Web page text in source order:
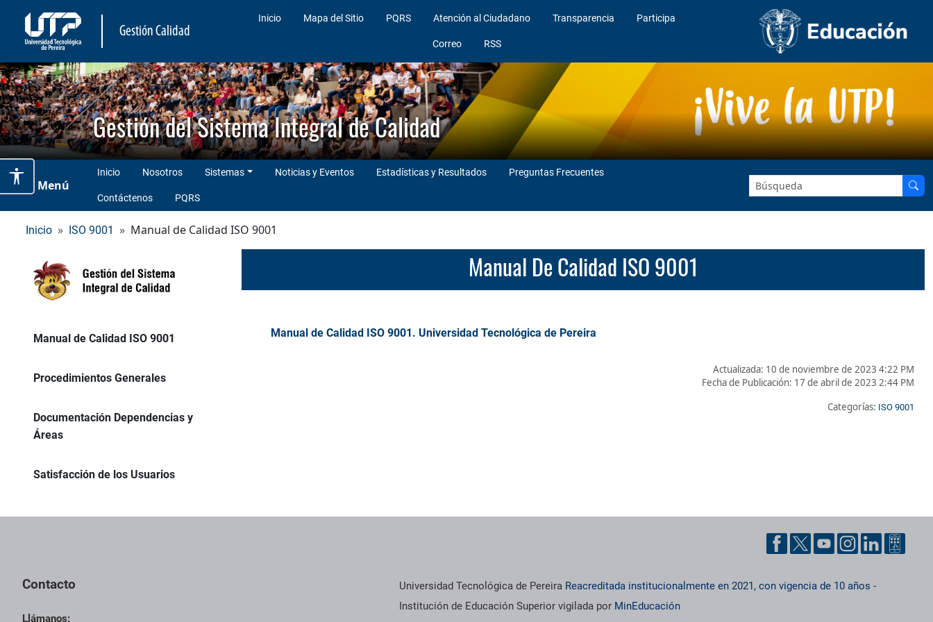
Gestión Calidad
Inicio Mapa del Sitio PQRS Atención al Ciudadano Transparencia Participa
Correo RSS
Gestión del Sistema Integral de Calidad
Menú
Inicio Nosotros Sistemas Noticias y Eventos Estadísticas y Resultados Preguntas Frecuentes
Contáctenos PQRS
Buscar en el sitio:
Inicio ISO 9001 Manual de Calidad ISO 9001
Manual de Calidad ISO 9001
Procedimientos Generales
Documentación Dependencias y
Áreas
Satisfacción de los Usuarios
Manual De Calidad ISO 9001
Manual de Calidad ISO 9001. Universidad Tecnológica de Pereira
Actualizada: 10 de noviembre de 2023 4:22 PM
Fecha de Publicación: 17 de abril de 2023 2:44 PM
Categorías: ISO 9001
Contacto
Llámanos:
Información institucional
Universidad Tecnológica de Pereira Reacreditada institucionalmente en 2021, con vigencia de 10 años -
Institución de Educación Superior vigilada por MinEducación